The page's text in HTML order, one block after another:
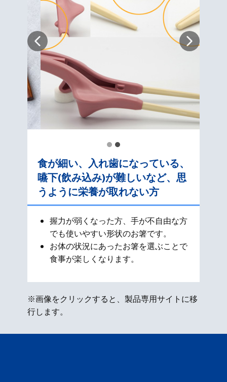
食が細い、入れ歯になっている、
嚥下(飲み込み)が難しいなど、思
うように栄養が取れない方
握力が弱くなった方、手が不自由な方
でも使いやすい形状のお箸です。
お体の状況にあったお箸を選ぶことで
食事が楽しくなります。
※画像をクリックすると、製品専用サイトに移
行します。